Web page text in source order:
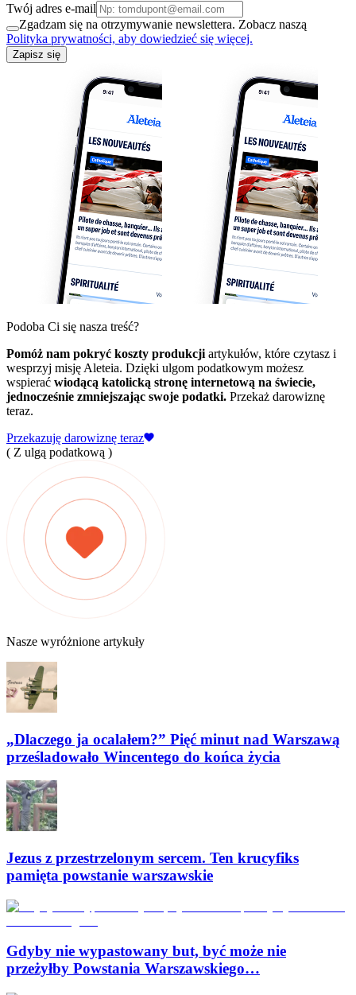
Twój adres e-mail
Zgadzam się na otrzymywanie newslettera. Zobacz naszą
Polityka prywatności, aby dowiedzieć się więcej.
Zapisz się
Podoba Ci się nasza treść?
Pomóż nam pokryć koszty produkcji artykułów, które czytasz i
wesprzyj misję Aleteia. Dzięki ulgom podatkowym możesz
wspierać wiodącą katolicką stronę internetową na świecie,
jednocześnie zmniejszając swoje podatki. Przekaż darowiznę
teraz.
Przekazuję darowiznę teraz
( Z ulgą podatkową )
Nasze wyróżnione artykuły
„Dlaczego ja ocalałem?” Pięć minut nad Warszawą
prześladowało Wincentego do końca życia
Jezus z przestrzelonym sercem. Ten krucyfiks
pamięta powstanie warszawskie
Gdyby nie wypastowany but, być może nie
przeżyłby Powstania Warszawskiego…